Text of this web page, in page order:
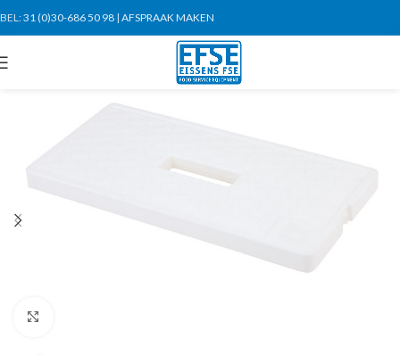
BEL:31 (0)30-686 50 98 | AFSPRAAK MAKEN